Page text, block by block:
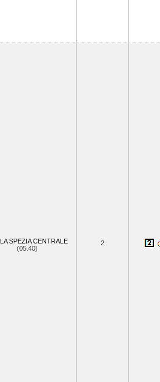
LA SPEZIA CENTRALE
(05.40)
2